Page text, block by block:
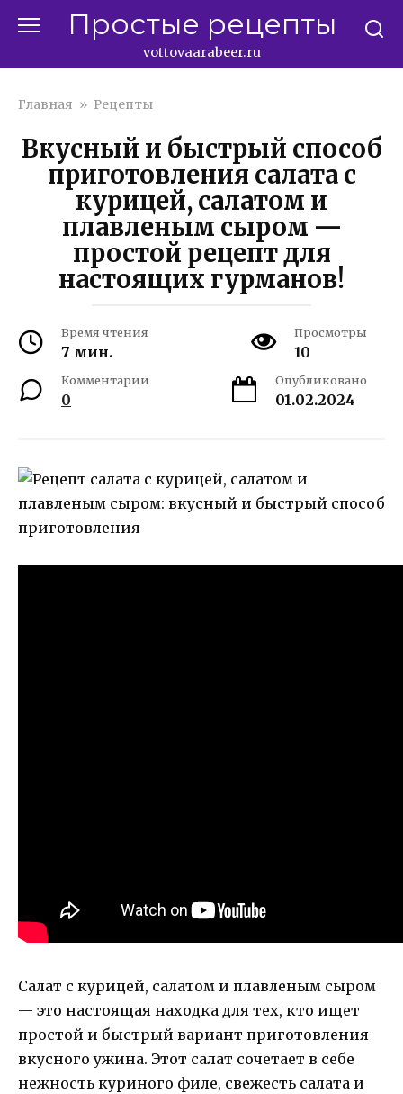
Простые рецепты
vottovaarabeer.ru
Главная » Рецепты
Вкусный и быстрый способ
приготовления салата с
курицей, салатом и
плавленым сыром —
простой рецепт для
настоящих гурманов!
Время чтения
7 мин.
Просмотры
10
Комментарии
0
Опубликовано
01.02.2024
Салат с курицей, салатом и плавленым сыром
— это настоящая находка для тех, кто ищет
простой и быстрый вариант приготовления
вкусного ужина. Этот салат сочетает в себе
нежность куриного филе, свежесть салата и